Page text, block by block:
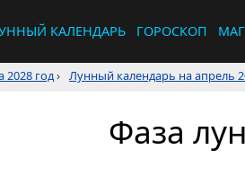
КАЛЕНДАРЬ ГОРОСКОП
2028 год› Лунный календарь на апрель
Фаза